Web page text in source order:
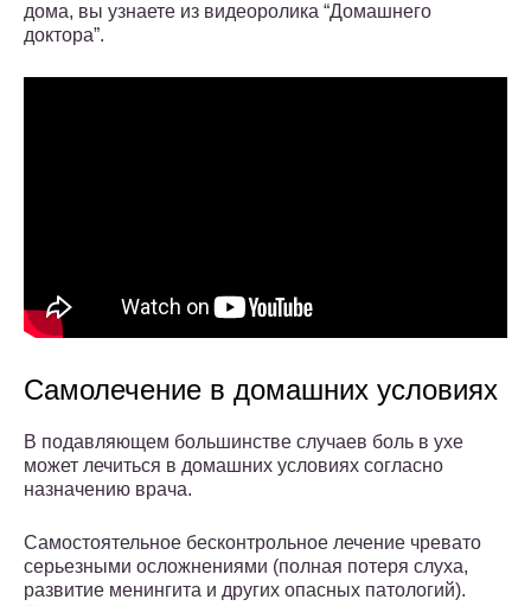
дома, вы узнаете из видеоролика “Домашнего
доктора”.
Самолечение в домашних условиях
В подавляющем большинстве случаев боль в ухе
может лечиться в домашних условиях согласно
назначению врача.
Самостоятельное бесконтрольное лечение чревато
серьезными осложнениями (полная потеря слуха,
развитие менингита и других опасных патологий).